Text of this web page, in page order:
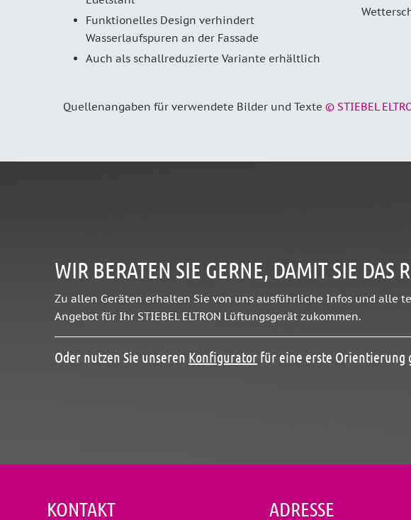
Funktionelles Design verhindert
Wasserlaufspuren an der Fassade
Auch als schallreduzierte Variante erhältlich
Quellenangaben für verwendete Bilder und Texte © STIEBEL
WIR BERATEN SIE GERNE, DAMIT SIE DAS
Zu allen Geräten erhalten Sie von uns ausführliche Infos und alle
Angebot für Ihr STIEBEL ELTRON Lüftungsgerät zukommen.
Oder nutzen Sie unseren Konfigurator für eine erste Orientierung
KONTAKT ADRESSE